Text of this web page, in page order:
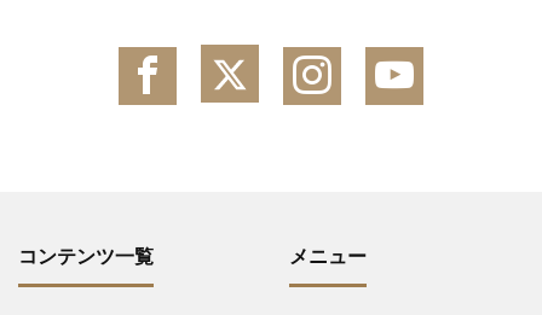
コンテンツ一覧 メニュー